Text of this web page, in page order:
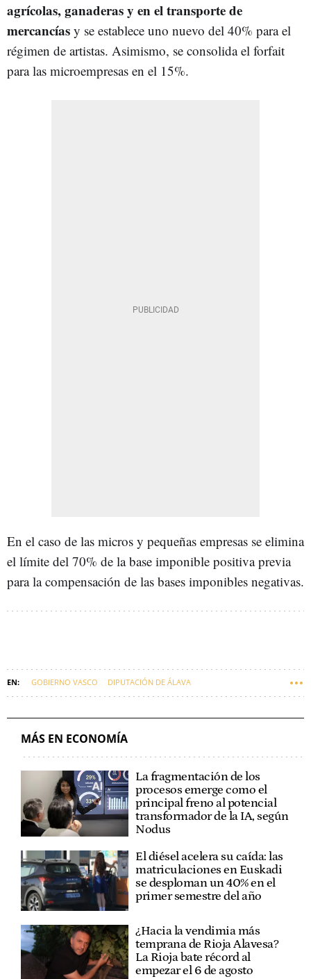
agrícolas, ganaderas y en el transporte de
mercancías y se establece uno nuevo del 40% para el
régimen de artistas. Asimismo, se consolida el forfait
para las microempresas en el 15%.
En el caso de las micros y pequeñas empresas se elimina
el límite del 70% de la base imponible positiva previa
para la compensación de las bases imponibles negativas.
GOBIERNO VASCO DIPUTACIÓN DE ÁLAVA
IMPUESTOS REFORMA FISCAL
MÁS EN ECONOMÍA
La fragmentación de los
procesos emerge como el
principal freno al potencial
transformador de la IA, según
Nodus
El diésel acelera su caída: las
matriculaciones en Euskadi
se desploman un 40% en el
primer semestre del año
¿Hacia la vendimia más
temprana de Rioja Alavesa?
La Rioja bate récord al
empezar el 6 de agosto